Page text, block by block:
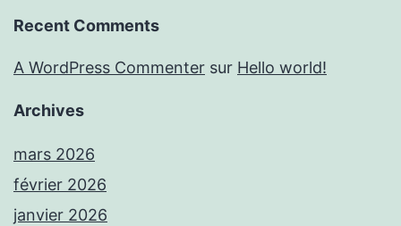
Recent Comments
A WordPress Commenter sur Hello world!
Archives
mars 2026
février 2026
janvier 2026